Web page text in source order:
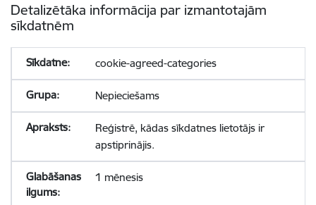
Detalizētāka informācija par izmantotajām
sīkdatnēm
cookie-agreed-categories
Nepieciešams
Reģistrē, kādas sīkdatnes lietotājs ir
apstiprinājis.
1 mēnesis